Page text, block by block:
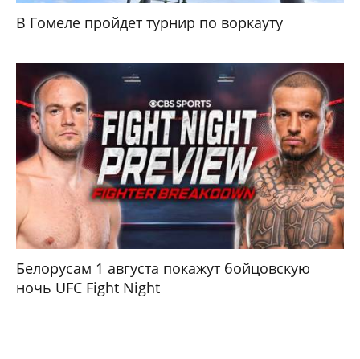
В Гомеле пройдет турнир по воркауту
Белорусам 1 августа покажут бойцовскую
ночь UFC Fight Night